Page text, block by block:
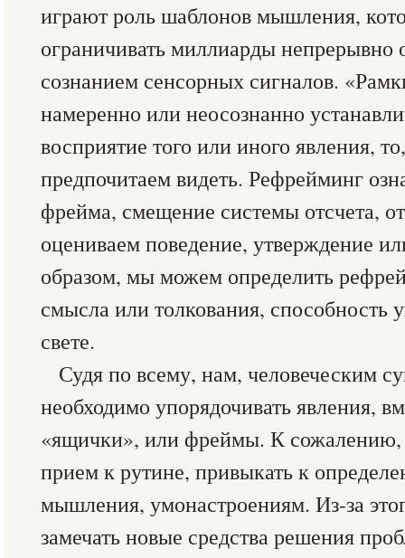
играют роль шаблонов мышления,
ограничивать миллиарды непрерывно
сознанием сенсорных сигналов.
намеренно или неосознанно
восприятие того или иного явления,
предпочитаем видеть. Рефрейминг
фрейма, смещение системы отсчета,
оцениваем поведение, утверждение
образом, мы можем определить
смысла или толкования, способность
свете.
Судя по всему, нам, человеческим
необходимо упорядочивать явления,
«ящички», или фреймы. К сожалению,
прием к рутине, привыкать к
мышления, умонастроениям. Из-за
замечать новые средства решения